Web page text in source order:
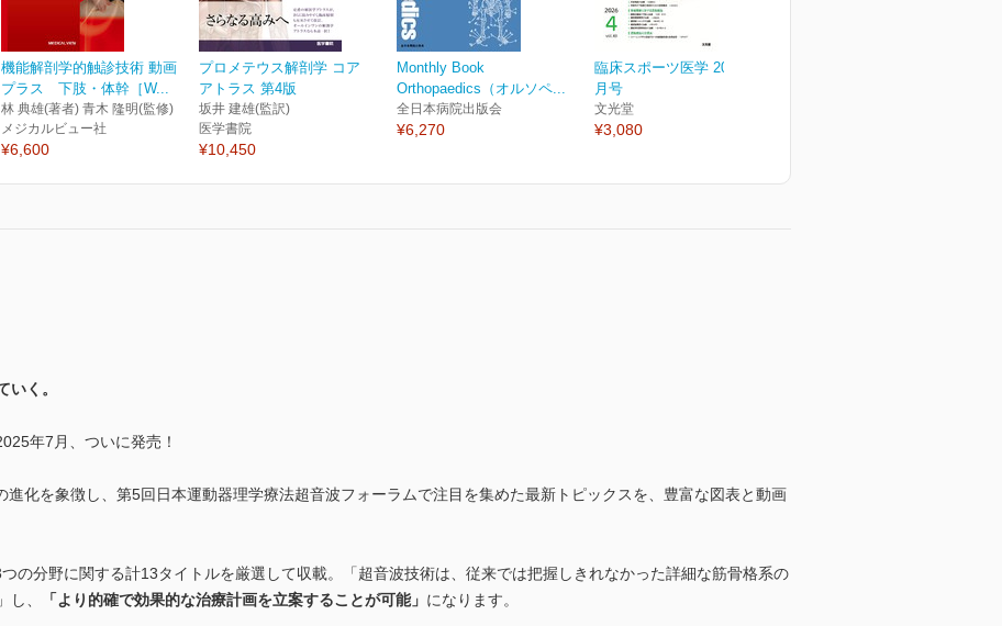
機能解剖学的触診技術 動画
プラス 下肢・体幹［W...
林 典雄(著者) 青木 隆明(監修)
メジカルビュー社
¥6,600
プロメテウス解剖学 コア
アトラス 第4版
坂井 建雄(監訳)
医学書院
¥10,450
Monthly Book
Orthopaedics（オルソペ...
全日本病院出版会
¥6,270
臨床スポーツ医学 2026年4
月号
文光堂
¥3,080
く。
年7月、ついに発売！
進化を象徴し、第5回日本運動器理学療法超音波フォーラムで注目を集めた最新トピックスを、豊富な図表と動画
の分野に関する計13タイトルを厳選して収載。「超音波技術は、従来では把握しきれなかった詳細な筋骨格系の
し、
「より的確で効果的な治療計画を立案することが可能」 になります。